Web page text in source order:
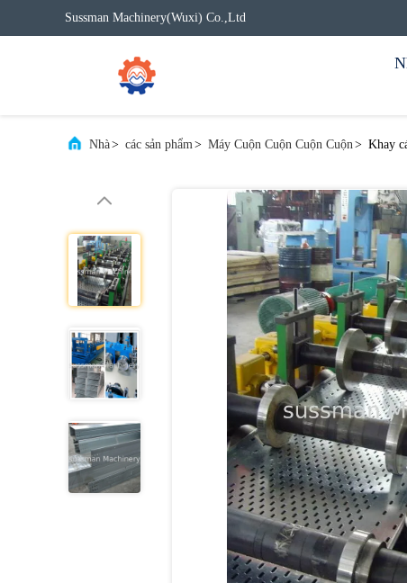
Sussman Machinery(Wuxi) Co.,Ltd
Nhà> các sản phẩm> Máy Cuộn Cuộn Cuộn Cuộn> Khay